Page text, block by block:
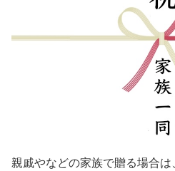
親戚やなどの家族で贈る場合